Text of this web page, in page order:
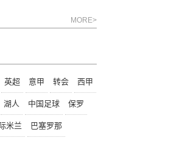
MORE>
英超 意甲 转会 西甲
湖人 中国足球 保罗
米兰 巴塞罗那